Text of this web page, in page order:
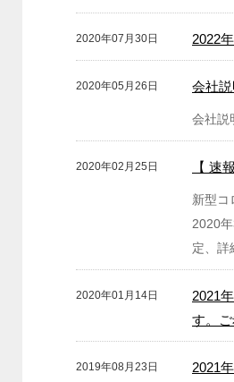
2020年07月30日 2022
2020年05月26日 会社
会社説
2020年02月25日 【 速
新型コ
2020
定、詳
2020年01月14日
2021
す。
2019年08月23日 2021